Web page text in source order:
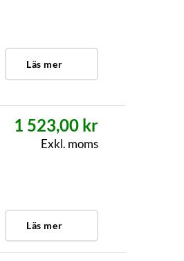
Läs mer
1 523,00 kr
Exkl. moms
Läs mer